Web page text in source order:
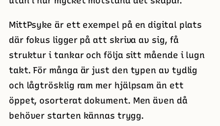
MittPsyke är ett exempel på en digital plats
där fokus ligger på att skriva av sig, få
struktur i tankar och följa sitt mående i lugn
takt. För många är just den typen av tydlig
och lågtrösklig ram mer hjälpsam än ett
öppet, osorterat dokument. Men även då
behöver starten kännas trygg.